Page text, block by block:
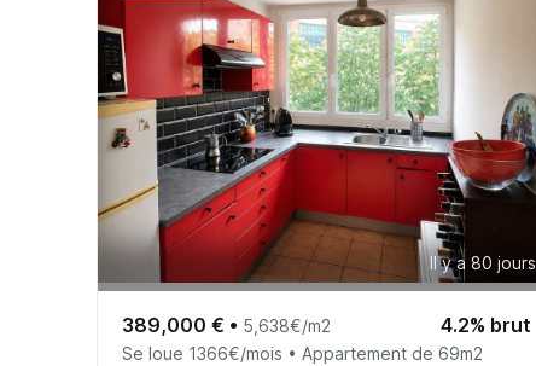
Il y a 80 jours
389,000 € • 5,638€/m2 4.2% brut
Se loue 1366€/mois • Appartement de 69m2